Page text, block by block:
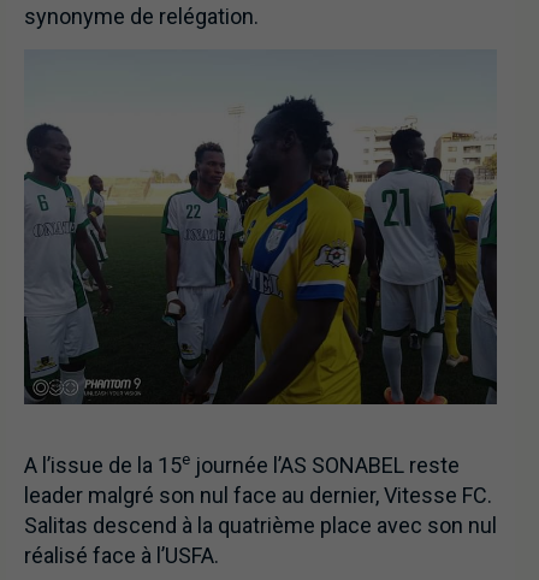
synonyme de relégation.
A l’issue de la 15e journée l’AS SONABEL reste
leader malgré son nul face au dernier, Vitesse FC.
Salitas descend à la quatrième place avec son nul
réalisé face à l’USFA.